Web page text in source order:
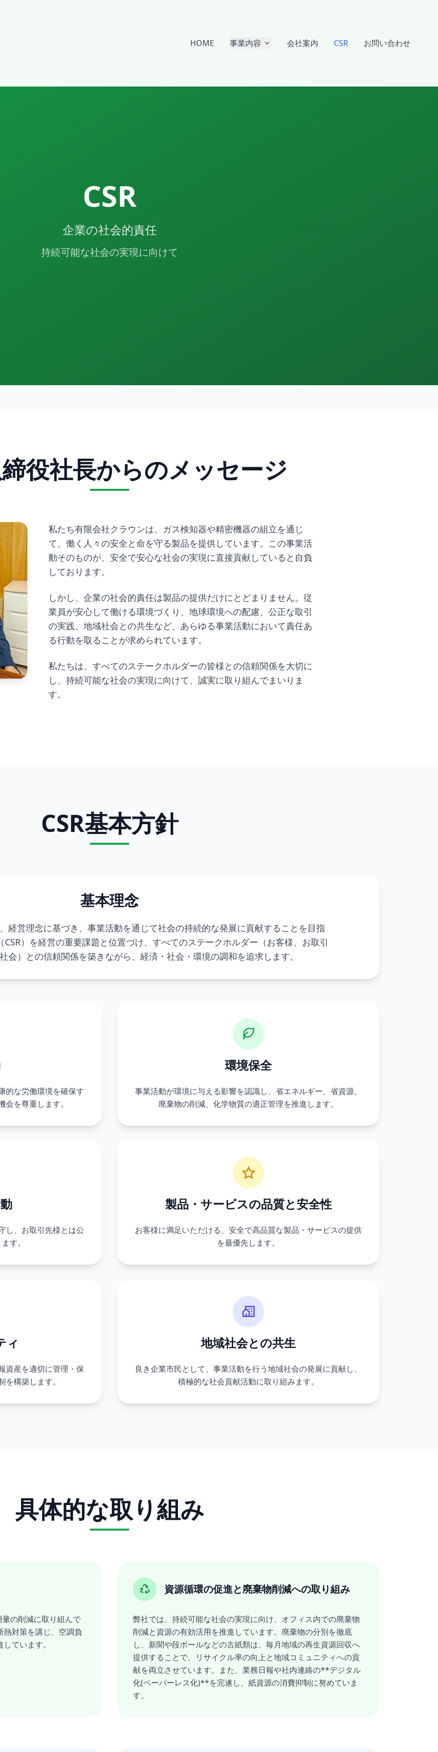
HOME 事業内容 会社案内 CSR お問い合わせ
CSR
企業の社会的責任
持続可能な社会の実現に向けて
役社長からのメッセージ
私たち有限会社クラウンは、ガス検知器や精密機器の組立を通じ
て、働く人々の安全と命を守る製品を提供しています。この事業活
動そのものが、安全で安心な社会の実現に直接貢献していると自負
しております。
しかし、企業の社会的責任は製品の提供だけにとどまりません。従
業員が安心して働ける環境づくり、地球環境への配慮、公正な取引
の実践、地域社会との共生など、あらゆる事業活動において責任あ
る行動を取ることが求められています。
私たちは、すべてのステークホルダーの皆様との信頼関係を大切に
し、持続可能な社会の実現に向けて、誠実に取り組んでまいりま
す。
CSR基本方針
基本理念
経営理念に基づき、事業活動を通じて社会の持続的な発展に貢献することを目指
）を経営の重要課題と位置づけ、すべてのステークホルダー（お客様、お取引
会）との信頼関係を築きながら、経済・社会・環境の調和を追求します。
的な労働環境を確保す
を尊重します。
環境保全
事業活動が環境に与える影響を認識し、省エネルギー、省資源、
廃棄物の削減、化学物質の適正管理を推進します。
し、お取引先様とは公
す。
製品・サービスの品質と安全性
お客様に満足いただける、安全で高品質な製品・サービスの提供
を最優先します。
ィ
資産を適切に管理・保
構築します。
地域社会との共生
良き企業市民として、事業活動を行う地域社会の発展に貢献し、
積極的な社会貢献活動に取り組みます。
具体的な取り組み
の削減に取り組んで
対策を講じ、空調負
ています。
資源循環の促進と廃棄物削減への取り組み
弊社では、持続可能な社会の実現に向け、オフィス内での廃棄物
削減と資源の有効活用を推進しています。廃棄物の分別を徹底
し、新聞や段ボールなどの古紙類は、毎月地域の再生資源回収へ
提供することで、リサイクル率の向上と地域コミュニティへの貢
献を両立させています。また、業務日報や社内連絡の**デジタル
化(ペーパーレス化)**を完遂し、紙資源の消費抑制に努めていま
す。